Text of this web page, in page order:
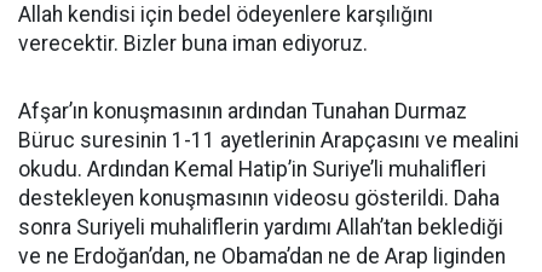
Allah kendisi için bedel ödeyenlere karşılığını
verecektir. Bizler buna iman ediyoruz.
Afşar’ın konuşmasının ardından Tunahan Durmaz
Büruc suresinin 1-11 ayetlerinin Arapçasını ve mealini
okudu. Ardından Kemal Hatip’in Suriye’li muhalifleri
destekleyen konuşmasının videosu gösterildi. Daha
sonra Suriyeli muhaliflerin yardımı Allah’tan beklediği
ve ne Erdoğan’dan, ne Obama’dan ne de Arap liginden